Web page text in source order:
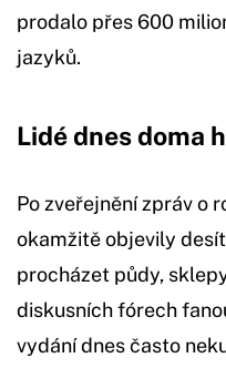
prodalo přes 600
jazyků.
Lidé dnes doma
Po zveřejnění zpráv o
okamžitě objevily
procházet půdy,
diskusních fórech
vydání dnes často